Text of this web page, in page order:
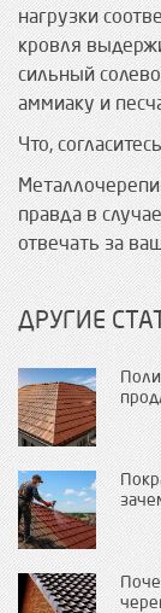
нагрузки
кровля
сильный
аммиаку и
Что,
правда в
отвечать за
ДРУГИЕ